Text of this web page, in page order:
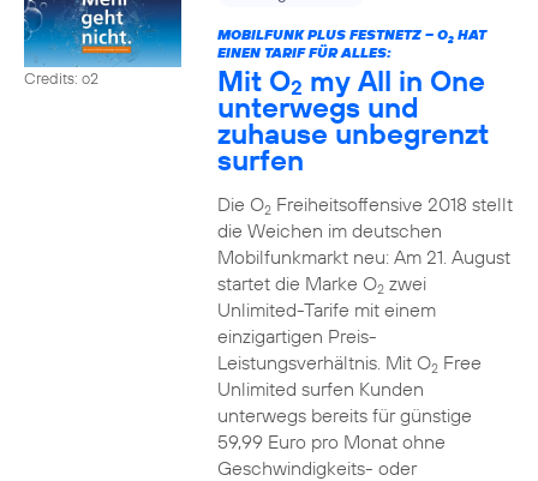
Credits: o2
MOBILFUNK PLUS FESTNETZ – O2HAT
EINEN TARIF FÜR ALLES:
Mit O2 my All in One
unterwegs und
zuhause unbegrenzt
surfen
Die O2Freiheitsoffensive 2018 stellt
die Weichen im deutschen
Mobilfunkmarkt neu: Am 21. August
startet die Marke O2zwei
Unlimited-Tarife mit einem
einzigartigen Preis-
Leistungsverhältnis. Mit O2Free
Unlimited surfen Kunden
unterwegs bereits für günstige
59,99 Euro pro Monat ohne
Geschwindigkeits- oder